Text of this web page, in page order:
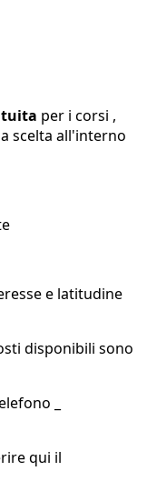
per i corsi ,
a scelta all'interno
e latitudine
disponibili sono
_
qui il